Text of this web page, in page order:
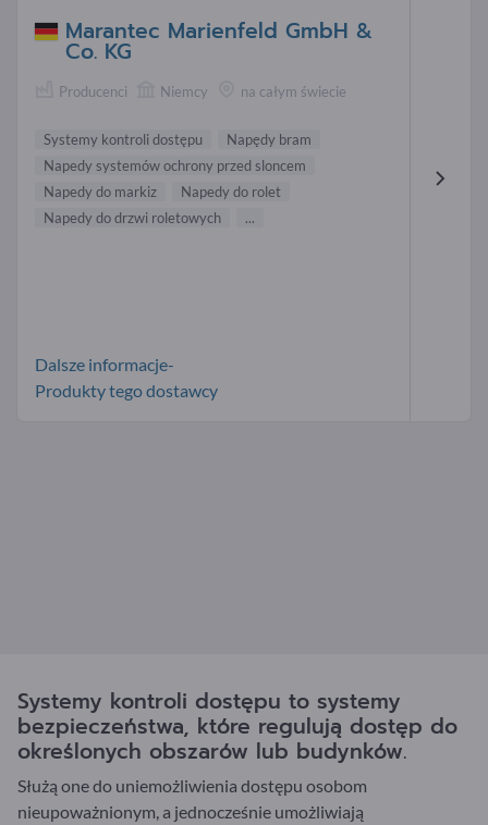
Marantec Marienfeld GmbH &
Co. KG
Producenci Niemcy na całym świecie
Systemy kontroli dostępu
Napędy bram
Napedy systemów ochrony przed sloncem
Napedy do markiz
Napedy do rolet
Napedy do drzwi roletowych
...
Dalsze informacje-
Produkty tego dostawcy
Systemy kontroli dostępu to systemy
bezpieczeństwa, które regulują dostęp do
określonych obszarów lub budynków.
Służą one do uniemożliwienia dostępu osobom
nieupoważnionym, a jednocześnie umożliwiają